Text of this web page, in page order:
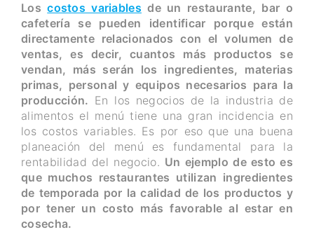
Loscostos variables de un restaurante, bar o
cafetería se pueden identificar porque están
directamente relacionados con el volumen de
ventas, es decir, cuantos más productos se
vendan, más serán los ingredientes, materias
primas, personal y equipos necesarios para la
producción. En los negocios de la industria de
alimentos el menú tiene una gran incidencia en
los costos variables. Es por eso que una buena
planeación del menú es fundamental para la
rentabilidad del negocio. Un ejemplo de esto es
que muchos restaurantes utilizan ingredientes
de temporada por la calidad de los productos y
por tener un costo más favorable al estar en
cosecha.